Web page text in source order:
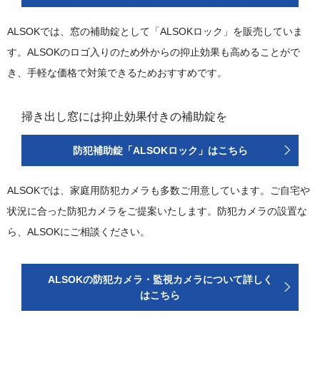
ALSOKでは、窓の補助錠として「ALSOKロック」を販売していま
す。ALSOKのロゴ入りのため外からの抑止効果も高めることがで
き、手軽な価格で対策できるためおすすめです。
掃き出し窓には抑止効果付きの補助錠を
防犯補助錠「ALSOKロック」はこちら
ALSOKでは、家庭用防犯カメラも多数ご用意しています。ご自宅や
状況に合った防犯カメラをご提案いたします。防犯カメラの設置な
ら、ALSOKにご相談ください。
ALSOKの防犯カメラ・監視カメラについて詳しく
はこちら